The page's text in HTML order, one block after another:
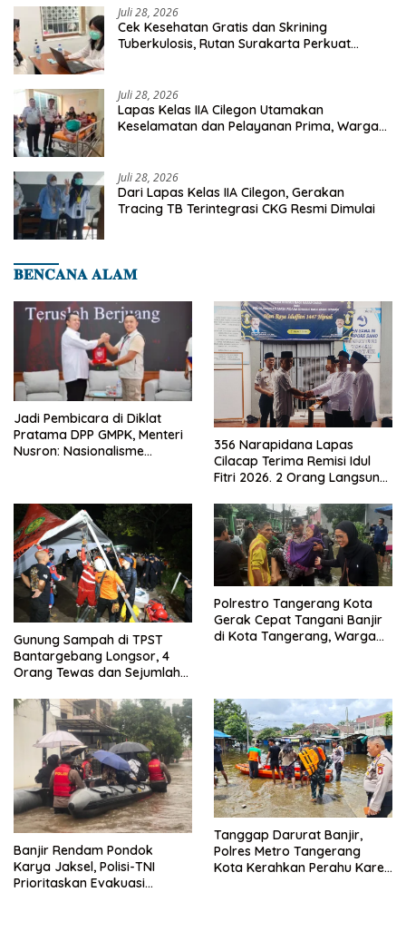
Juli 28, 2026
Cek Kesehatan Gratis dan Skrining
Tuberkulosis, Rutan Surakarta Perkuat
Juli 28, 2026
Lapas Kelas IIA Cilegon Utamakan
Keselamatan dan Pelayanan Prima, Warga
Juli 28, 2026
Dari Lapas Kelas IIA Cilegon, Gerakan
Tracing TB Terintegrasi CKG Resmi Dimulai
𝐁𝐄𝐍𝐂𝐀𝐍𝐀 𝐀𝐋𝐀𝐌
Jadi Pembicara di Diklat
Pratama DPP GMPK, Menteri
Nusron: Nasionalisme
356 Narapidana Lapas
Cilacap Terima Remisi Idul
Fitri 2026. 2 Orang Langsung
Gunung Sampah di TPST
Bantargebang Longsor, 4
Orang Tewas dan Sejumlah
Polrestro Tangerang Kota
Gerak Cepat Tangani Banjir
di Kota Tangerang, Warga
Banjir Rendam Pondok
Karya Jaksel, Polisi-TNI
Prioritaskan Evakuasi
Tanggap Darurat Banjir,
Polres Metro Tangerang
Kota Kerahkan Perahu Karet